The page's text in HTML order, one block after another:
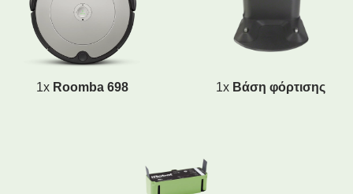
1x Roomba 698 1x Βάση φόρτισης